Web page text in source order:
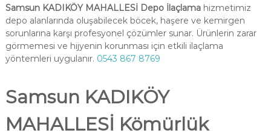
Samsun KADIKÖY MAHALLESİ Depo İlaçlamahizmetimiz
depo alanlarında oluşabilecek böcek, haşere ve kemirgen
sorunlarına karşı profesyonel çözümler sunar. Ürünlerin zarar
görmemesi ve hijyenin korunması için etkili ilaçlama
yöntemleri uygulanır. 0543 867 8769
Samsun KADIKÖY
MAHALLESİ Kömürlük